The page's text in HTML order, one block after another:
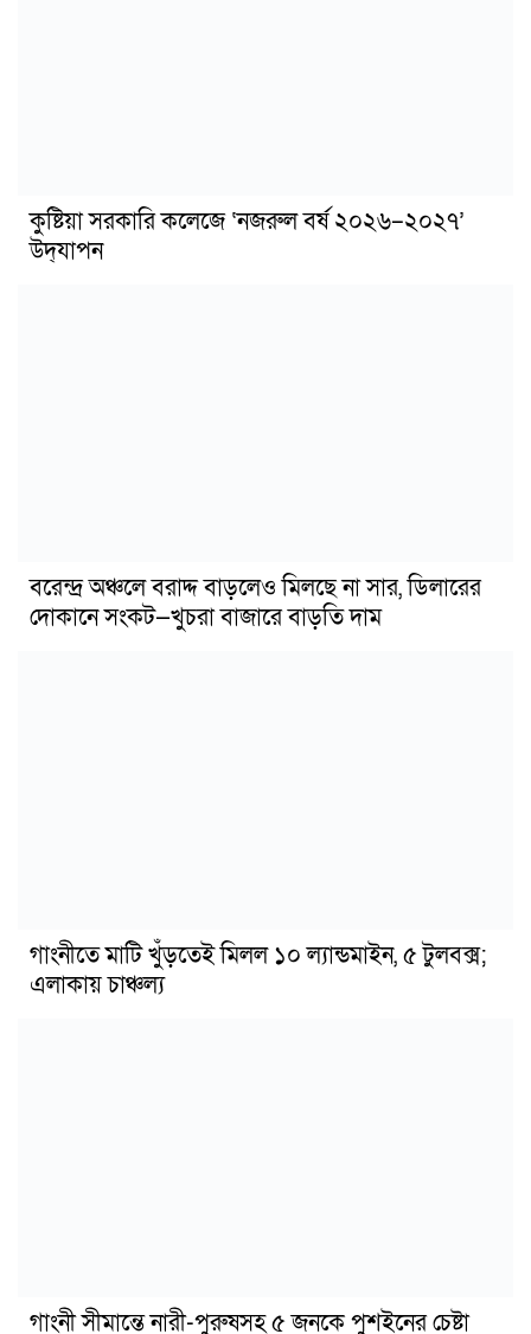
কুষ্টিয়া সরকারি কলেজে ‘নজরুল বর্ষ ২০২৬–২০২৭’
উদ্‌যাপন
বরেন্দ্র অঞ্চলে বরাদ্দ বাড়লেও মিলছে না সার, ডিলারের
দোকানে সংকট—খুচরা বাজারে বাড়তি দাম
গাংনীতে মাটি খুঁড়তেই মিলল ১০ ল্যান্ডমাইন, ৫ টুলবক্স;
এলাকায় চাঞ্চল্য
গাংনী সীমান্তে নারী-পুরুষসহ ৫ জনকে পুশইনের চেষ্টা